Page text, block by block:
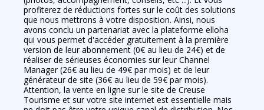
profiterez de réductions fortes sur le coût des solutions
que nous mettrons à votre disposition. Ainsi, nous
avons conclu un partenariat avec la plateforme elloha
qui vous permet d'accéder gratuitement à la première
version de leur abonnement (0€ au lieu de 24€) et de
réaliser de sérieuses économies sur leur Channel
Manager (26€ au lieu de 49€ par mois) et de leur
générateur de site (36€ au lieu de 59€ par mois).
Attention, la vente en ligne sur le site de Creuse
Tourisme et sur votre site internet est essentielle mais